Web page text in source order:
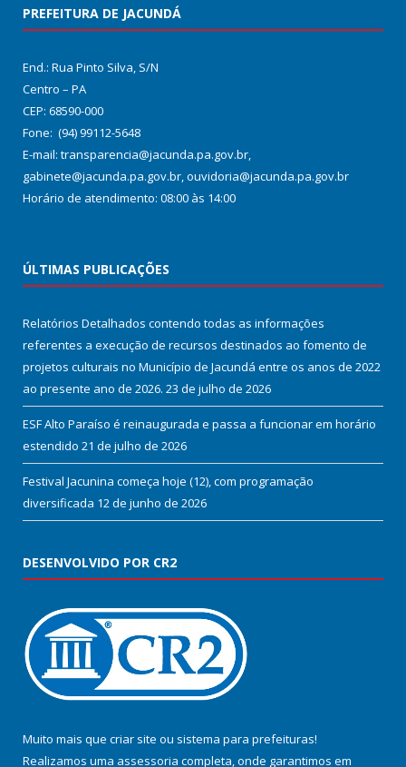
PREFEITURA DE JACUNDÁ
End.: Rua Pinto Silva, S/N
Centro – PA
CEP: 68590-000
Fone: (94) 99112-5648
E-mail: transparencia@jacunda.pa.gov.br,
gabinete@jacunda.pa.gov.br, ouvidoria@jacunda.pa.gov.br
Horário de atendimento: 08:00 às 14:00
ÚLTIMAS PUBLICAÇÕES
Relatórios Detalhados contendo todas as informações
referentes a execução de recursos destinados ao fomento de
projetos culturais no Município de Jacundá entre os anos de 2022
ao presente ano de 2026. 23 de julho de 2026
ESF Alto Paraíso é reinaugurada e passa a funcionar em horário
estendido 21 de julho de 2026
Festival Jacunina começa hoje (12), com programação
diversificada 12 de junho de 2026
DESENVOLVIDO POR CR2
Muito mais que criar site ou sistema para prefeituras!
Realizamos uma assessoria completa, onde garantimos em